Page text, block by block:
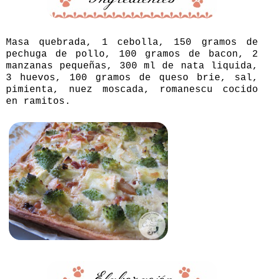
Masa quebrada, 1 cebolla, 150 gramos de
pechuga de pollo, 100 gramos de bacon, 2
manzanas pequeñas, 300 ml de nata liquida,
3 huevos, 100 gramos de queso brie, sal,
pimienta, nuez moscada, romanescu cocido
en ramitos.